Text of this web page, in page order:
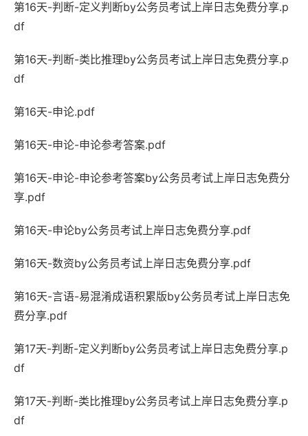
第16天-判断-定义判断by公务员考试上岸日志免费分享.p
df
第16天-判断-类比推理by公务员考试上岸日志免费分享.p
df
第16天-申论.pdf
第16天-申论-申论参考答案.pdf
第16天-申论-申论参考答案by公务员考试上岸日志免费分
享.pdf
第16天-申论by公务员考试上岸日志免费分享.pdf
第16天-数资by公务员考试上岸日志免费分享.pdf
第16天-言语-易混淆成语积累版by公务员考试上岸日志免
费分享.pdf
第17天-判断-定义判断by公务员考试上岸日志免费分享.p
df
第17天-判断-类比推理by公务员考试上岸日志免费分享.p
df